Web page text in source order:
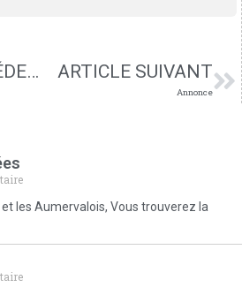
ARTICLE PRÉCÉDENT ARTICLE SUIVANT
Annonce
les Aumervalois, Vous trouverez la